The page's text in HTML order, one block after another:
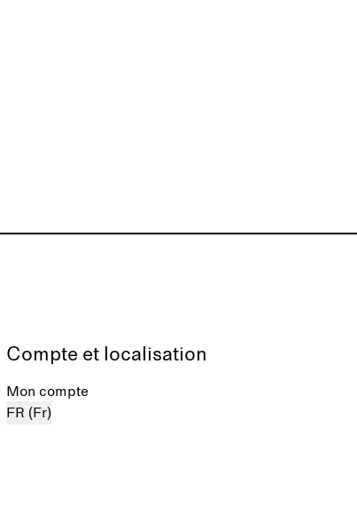
Compte et localisation
Mon compte
FR (Fr)